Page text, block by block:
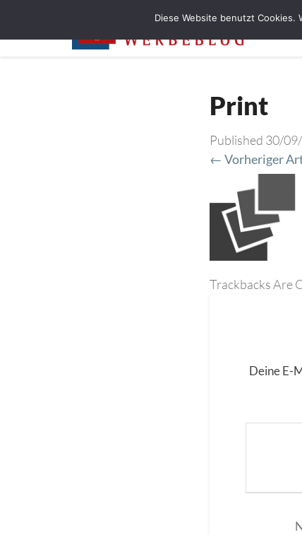
Print
Published 30/
← Vorheriger
Trackbacks Are
Deine E-
Diese Website benutzt Cookies.